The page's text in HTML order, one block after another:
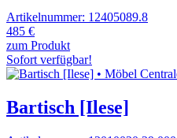
Artikelnummer: 12405089.8
485 €
zum Produkt
Sofort verfügbar!
Bartisch [Ilese]